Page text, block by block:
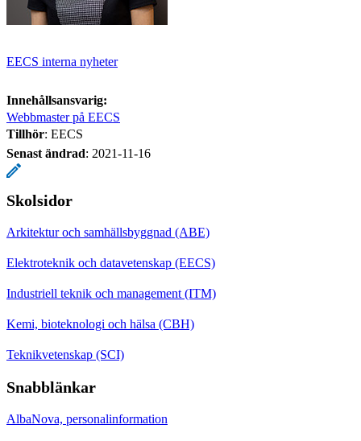
EECS interna nyheter
Innehållsansvarig:
Webbmaster på EECS
Tillhör: EECS
Senast ändrad: 2021-11-16
Skolsidor
Arkitektur och samhällsbyggnad (ABE)
Elektroteknik och datavetenskap (EECS)
Industriell teknik och management (ITM)
Kemi, bioteknologi och hälsa (CBH)
Teknikvetenskap (SCI)
Snabblänkar
AlbaNova, personalinformation